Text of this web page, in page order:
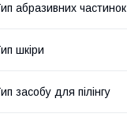
абразивних частинок
шкіри
засобу для пілінгу